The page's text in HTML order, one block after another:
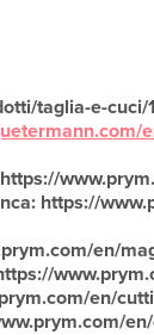
taglia-e-
https://
en/
en/